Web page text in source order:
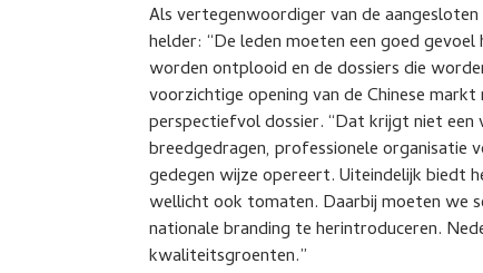
Als vertegenwoordiger van de
helder: “De leden moeten een goed
worden ontplooid en de dossiers die
voorzichtige opening van de Chinese
perspectiefvol dossier. “Dat krijgt niet een
breedgedragen, professionele organisatie
gedegen wijze opereert. Uiteindelijk biedt
wellicht ook tomaten. Daarbij moeten we
nationale branding te herintroduceren.
kwaliteitsgroenten.”